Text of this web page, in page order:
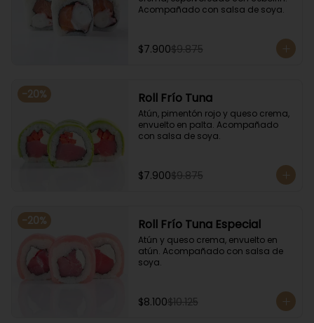
Acompañado con salsa de soya.
$7.900$9.875
-20% Roll Frío Tuna
Atún, pimentón rojo y queso crema,
envuelto en palta. Acompañado
con salsa de soya.
$7.900$9.875
-20% Roll Frío Tuna Especial
Atún y queso crema, envuelto en
atún. Acompañado con salsa de
soya.
$8.100$10.125